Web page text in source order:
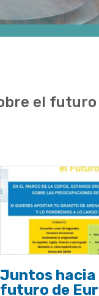
el futuro
Juntos hacia
futuro de